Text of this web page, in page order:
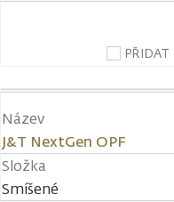
Název
J&T NextGen OPF
Složka
Smíšené